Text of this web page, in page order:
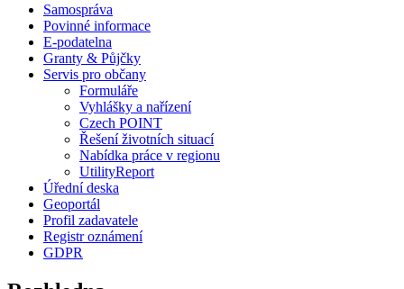
Samospráva
Povinné informace
E-podatelna
Granty & Půjčky
Servis pro občany
Formuláře
Vyhlášky a nařízení
Czech POINT
Řešení životních situací
Nabídka práce v regionu
UtilityReport
Úřední deska
Geoportál
Profil zadavatele
Registr oznámení
GDPR